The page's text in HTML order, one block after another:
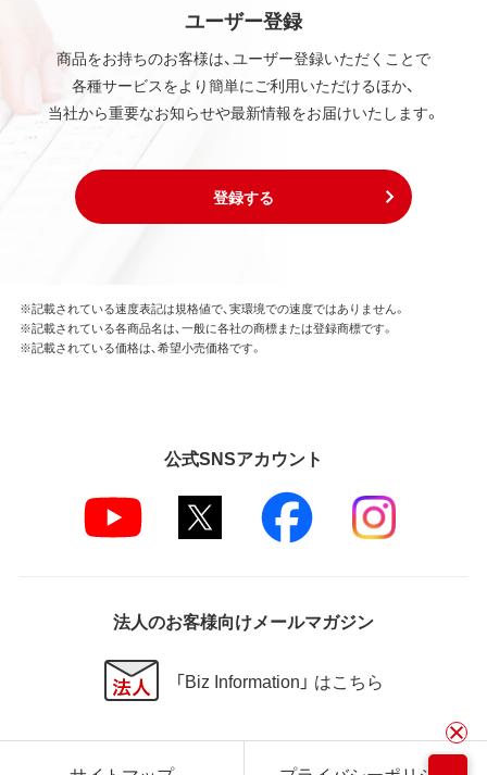
ユーザー登録
商品をお持ちのお客様は、ユーザー登録いただくことで
各種サービスをより簡単にご利用いただけるほか、
当社から重要なお知らせや最新情報をお届けいたします。
登録する
※記載されている速度表記は規格値で、実環境での速度ではありません。
※記載されている各商品名は、一般に各社の商標または登録商標です。
※記載されている価格は、希望小売価格です。
公式SNSアカウント
法人のお客様向けメールマガジン
「Biz Information」 はこちら